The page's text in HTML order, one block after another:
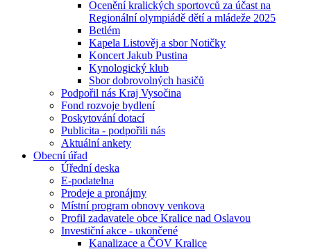
Ocenění kralických sportovců za účast na
Regionální olympiádě dětí a mládeže 2025
Betlém
Kapela Listověj a sbor Notičky
Koncert Jakub Pustina
Kynologický klub
Sbor dobrovolných hasičů
Podpořil nás Kraj Vysočina
Fond rozvoje bydlení
Poskytování dotací
Publicita - podpořili nás
Aktuální ankety
Obecní úřad
Úřední deska
E-podatelna
Prodeje a pronájmy
Místní program obnovy venkova
Profil zadavatele obce Kralice nad Oslavou
Investiční akce - ukončené
Kanalizace a ČOV Kralice